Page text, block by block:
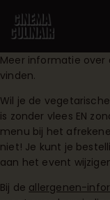
Meer informatie over
vinden.
Wil je de
is zonder vlees EN
menu bij het
niet! Je kunt je
aan het event
Bij de allergenen-